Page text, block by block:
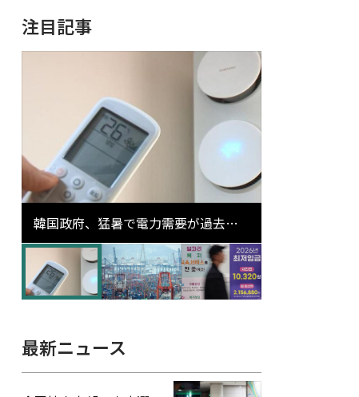
注目記事
韓国政府、猛暑で電力需要が過去最
高更新の可能性に需給対応体制を点
検
最新ニュース